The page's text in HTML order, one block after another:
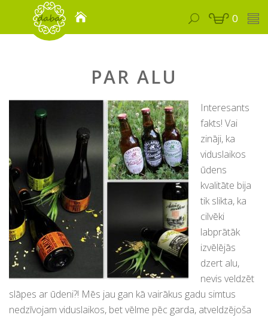
0
PAR ALU
Interesants
fakts! Vai
zināji, ka
viduslaikos
ūdens
kvalitāte bija
tik slikta, ka
cilvēki
labprātāk
izvēlējās
dzert alu,
nevis veldzēt
slāpes ar ūdeni?! Mēs jau gan kā vairākus gadu simtus
nedzīvojam viduslaikos, bet vēlme pēc garda, atveldzējoša